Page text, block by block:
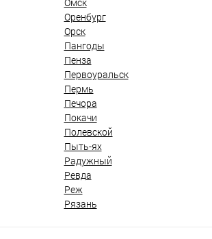
Омск
Оренбург
Орск
Пангоды
Пенза
Первоуральск
Пермь
Печора
Покачи
Полевской
Пыть-ях
Радужный
Ревда
Реж
Рязань